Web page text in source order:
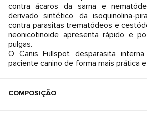
contra ácaros da sarna e
derivado sintético da isoquinolina-
contra parasitas trematódeos e
neonicotinoide apresenta rápido e
pulgas.
O Canis Fullspot desparasita
paciente canino de forma mais prática
COMPOSIÇÃO